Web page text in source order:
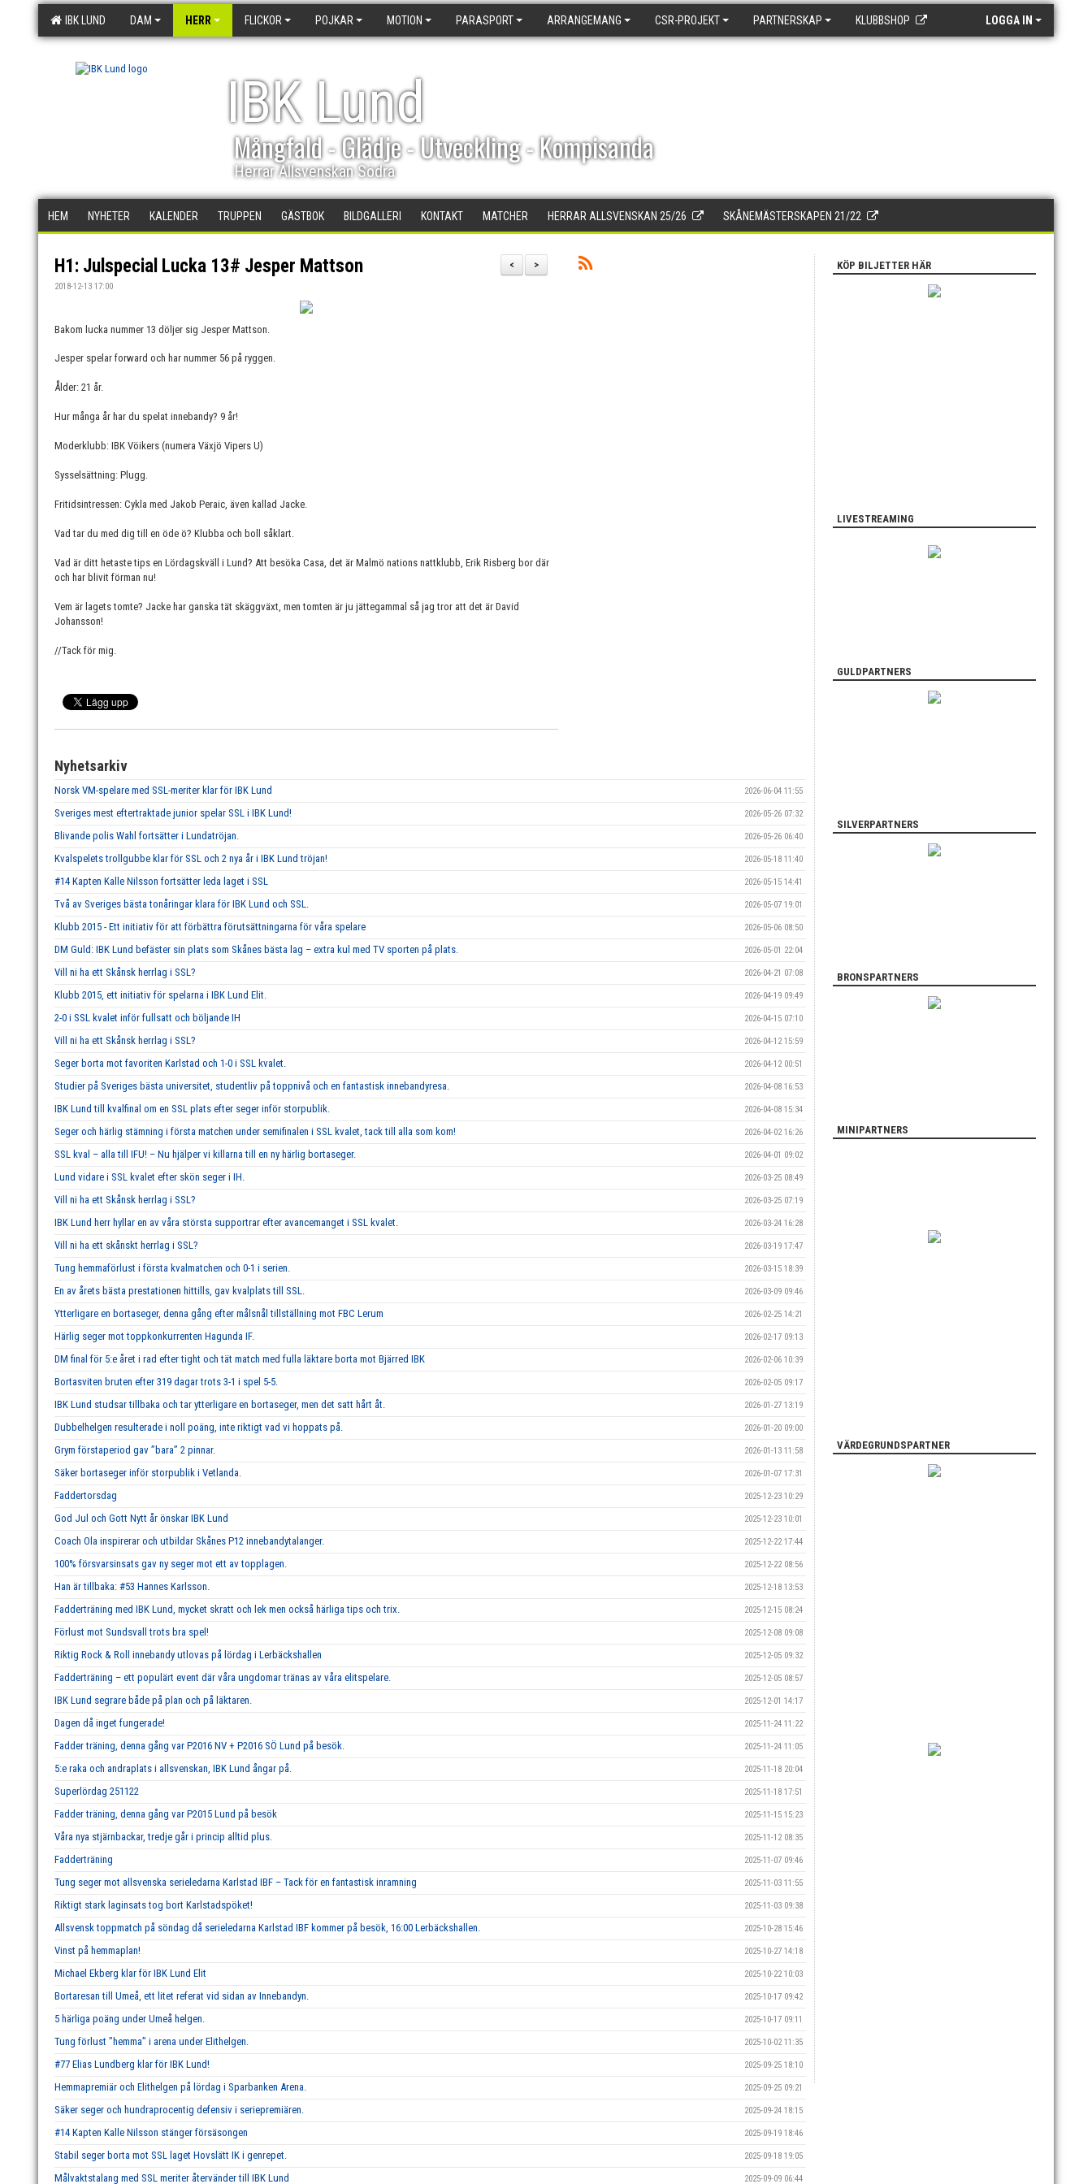
IBK LUND DAM HERR FLICKOR POJKAR MOTION PARASPORT ARRANGEMANG CSR-PROJEKT PARTNERSKAP KLUBBSHOP LOGGA IN
IBK Lund
Mångfald - Glädje - Utveckling - Kompisanda
Herrar Allsvenskan Södra
HEM NYHETER KALENDER TRUPPEN GÄSTBOK BILDGALLERI KONTAKT MATCHER HERRAR ALLSVENSKAN 25/26 SKÅNEMÄSTERSKAPEN 21/22
>
<
H1: Julspecial Lucka 13# Jesper Mattson
2018-12-13 17:00
Bakom lucka nummer 13 döljer sig Jesper Mattson.
Jesper spelar forward och har nummer 56 på ryggen.
Ålder: 21 år.
Hur många år har du spelat innebandy? 9 år!
Moderklubb: IBK Vöikers (numera Växjö Vipers U)
Sysselsättning: Plugg.
Fritidsintressen: Cykla med Jakob Peraic, även kallad Jacke.
Vad tar du med dig till en öde ö? Klubba och boll såklart.
Vad är ditt hetaste tips en Lördagskväll i Lund? Att besöka Casa, det är Malmö nations nattklubb, Erik Risberg bor där
och har blivit förman nu!
Vem är lagets tomte? Jacke har ganska tät skäggväxt, men tomten är ju jättegammal så jag tror att det är David
Johansson!
//Tack för mig.
Nyhetsarkiv
Norsk VM-spelare med SSL-meriter klar för IBK Lund 2026-06-04 11:55
Sveriges mest eftertraktade junior spelar SSL i IBK Lund! 2026-05-26 07:32
Blivande polis Wahl fortsätter i Lundatröjan. 2026-05-26 06:40
Kvalspelets trollgubbe klar för SSL och 2 nya år i IBK Lund tröjan! 2026-05-18 11:40
#14 Kapten Kalle Nilsson fortsätter leda laget i SSL 2026-05-15 14:41
Två av Sveriges bästa tonåringar klara för IBK Lund och SSL. 2026-05-07 19:01
Klubb 2015 - Ett initiativ för att förbättra förutsättningarna för våra spelare 2026-05-06 08:50
DM Guld: IBK Lund befäster sin plats som Skånes bästa lag – extra kul med TV sporten på plats. 2026-05-01 22:04
Vill ni ha ett Skånsk herrlag i SSL? 2026-04-21 07:08
Klubb 2015, ett initiativ för spelarna i IBK Lund Elit. 2026-04-19 09:49
2-0 i SSL kvalet inför fullsatt och böljande IH 2026-04-15 07:10
Vill ni ha ett Skånsk herrlag i SSL? 2026-04-12 15:59
Seger borta mot favoriten Karlstad och 1-0 i SSL kvalet. 2026-04-12 00:51
Studier på Sveriges bästa universitet, studentliv på toppnivå och en fantastisk innebandyresa. 2026-04-08 16:53
IBK Lund till kvalfinal om en SSL plats efter seger inför storpublik. 2026-04-08 15:34
Seger och härlig stämning i första matchen under semifinalen i SSL kvalet, tack till alla som kom! 2026-04-02 16:26
SSL kval – alla till IFU! – Nu hjälper vi killarna till en ny härlig bortaseger. 2026-04-01 09:02
Lund vidare i SSL kvalet efter skön seger i IH. 2026-03-25 08:49
Vill ni ha ett Skånsk herrlag i SSL? 2026-03-25 07:19
IBK Lund herr hyllar en av våra största supportrar efter avancemanget i SSL kvalet. 2026-03-24 16:28
Vill ni ha ett skånskt herrlag i SSL? 2026-03-19 17:47
Tung hemmaförlust i första kvalmatchen och 0-1 i serien. 2026-03-15 18:39
En av årets bästa prestationen hittills, gav kvalplats till SSL. 2026-03-09 09:46
Ytterligare en bortaseger, denna gång efter målsnål tillställning mot FBC Lerum 2026-02-25 14:21
Härlig seger mot toppkonkurrenten Hagunda IF. 2026-02-17 09:13
DM final för 5:e året i rad efter tight och tät match med fulla läktare borta mot Bjärred IBK 2026-02-06 10:39
Bortasviten bruten efter 319 dagar trots 3-1 i spel 5-5. 2026-02-05 09:17
IBK Lund studsar tillbaka och tar ytterligare en bortaseger, men det satt hårt åt. 2026-01-27 13:19
Dubbelhelgen resulterade i noll poäng, inte riktigt vad vi hoppats på. 2026-01-20 09:00
Grym förstaperiod gav ’’bara’’ 2 pinnar. 2026-01-13 11:58
Säker bortaseger inför storpublik i Vetlanda. 2026-01-07 17:31
Faddertorsdag 2025-12-23 10:29
God Jul och Gott Nytt år önskar IBK Lund 2025-12-23 10:01
Coach Ola inspirerar och utbildar Skånes P12 innebandytalanger. 2025-12-22 17:44
100% försvarsinsats gav ny seger mot ett av topplagen. 2025-12-22 08:56
Han är tillbaka: #53 Hannes Karlsson. 2025-12-18 13:53
Fadderträning med IBK Lund, mycket skratt och lek men också härliga tips och trix. 2025-12-15 08:24
Förlust mot Sundsvall trots bra spel! 2025-12-08 09:08
Riktig Rock & Roll innebandy utlovas på lördag i Lerbäckshallen 2025-12-05 09:32
Fadderträning – ett populärt event där våra ungdomar tränas av våra elitspelare. 2025-12-05 08:57
IBK Lund segrare både på plan och på läktaren. 2025-12-01 14:17
Dagen då inget fungerade! 2025-11-24 11:22
Fadder träning, denna gång var P2016 NV + P2016 SÖ Lund på besök. 2025-11-24 11:05
5:e raka och andraplats i allsvenskan, IBK Lund ångar på. 2025-11-18 20:04
Superlördag 251122 2025-11-18 17:51
Fadder träning, denna gång var P2015 Lund på besök 2025-11-15 15:23
Våra nya stjärnbackar, tredje går i princip alltid plus. 2025-11-12 08:35
Fadderträning 2025-11-07 09:46
Tung seger mot allsvenska serieledarna Karlstad IBF – Tack för en fantastisk inramning 2025-11-03 11:55
Riktigt stark laginsats tog bort Karlstadspöket! 2025-11-03 09:38
Allsvensk toppmatch på söndag då serieledarna Karlstad IBF kommer på besök, 16:00 Lerbäckshallen. 2025-10-28 15:46
Vinst på hemmaplan! 2025-10-27 14:18
Michael Ekberg klar för IBK Lund Elit 2025-10-22 10:03
Bortaresan till Umeå, ett litet referat vid sidan av Innebandyn. 2025-10-17 09:42
5 härliga poäng under Umeå helgen. 2025-10-17 09:11
Tung förlust ’’hemma’’ i arena under Elithelgen. 2025-10-02 11:35
#77 Elias Lundberg klar för IBK Lund! 2025-09-25 18:10
Hemmapremiär och Elithelgen på lördag i Sparbanken Arena. 2025-09-25 09:21
Säker seger och hundraprocentig defensiv i seriepremiären. 2025-09-24 18:15
#14 Kapten Kalle Nilsson stänger försäsongen 2025-09-19 18:46
Stabil seger borta mot SSL laget Hovslätt IK i genrepet. 2025-09-18 19:05
Målvaktstalang med SSL meriter återvänder till IBK Lund 2025-09-09 06:44
KÖP BILJETTER HÄR
LIVESTREAMING
GULDPARTNERS
SILVERPARTNERS
BRONSPARTNERS
MINIPARTNERS
VÄRDEGRUNDSPARTNER